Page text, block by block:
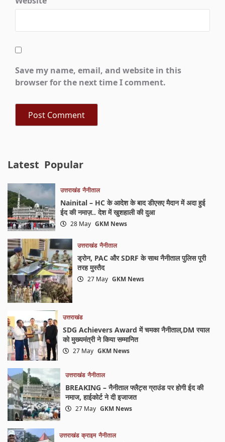
Save my name, email, and website in this
browser for the next time I comment.
Latest Popular
उत्तराखंड नैनीताल
Nainital – HC के आदेश के बाद डीएसए मैदान में अदा हुई
ईद की नमाज़.. देश में खुशहाली की दुआ
28 May GKM News
उत्तराखंड नैनीताल
ड्रोन, PAC और SDRF के साथ नैनीताल पुलिस पूरी
तरह मुस्तैद
27 May GKM News
उत्तराखंड
SDG Achievers Award में चमका नैनीताल,DM रयाल
को मुख्यमंत्री ने किया सम्मानित
27 May GKM News
उत्तराखंड नैनीताल
BREAKING – नैनीताल फ्लैट्स ग्राउंड पर होगी ईद की
नमाज, हाईकोर्ट ने दी इजाजत
27 May GKM News
उत्तराखंड क्राइम नैनीताल